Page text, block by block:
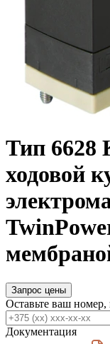
Тип 6628
ходовой
Запрос цены
Оставьте ваш
Документация